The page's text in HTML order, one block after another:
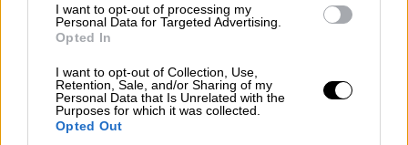
I want to opt-out of processing my
Personal Data for Targeted Advertising.
Opted In
I want to opt-out of Collection, Use,
Retention, Sale, and/or Sharing of my
Personal Data that Is Unrelated with the
Purposes for which it was collected.
Opted Out
Ελλάδα|28.07.2022 21:55
Βάσεις 2022: Οι σχολές με τα